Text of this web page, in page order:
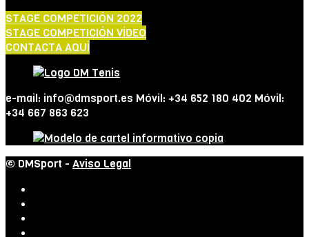
STAGE COMPETICIÓN 2022
STAGE COMPETICIÓN VÍDEO
CONTACTA AQUÍ
e-mail: info@dmsport.es Móvil: +34 652 180 402 Móvil:
+34 667 863 623
© DMSport - Aviso Legal